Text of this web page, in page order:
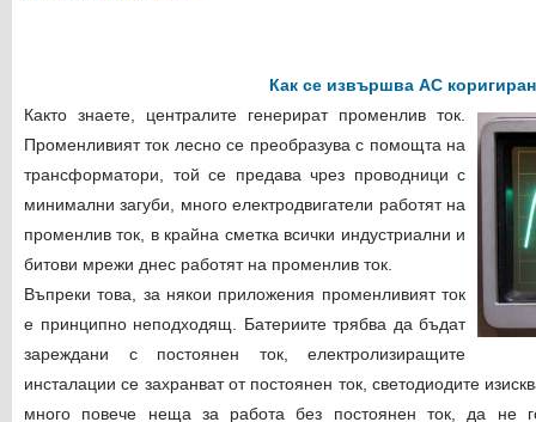
Как се извършва AC
Както знаете, централите генерират променлив ток.
Променливият ток лесно се преобразува с помощта на
трансформатори, той се предава чрез проводници с
минимални загуби, много електродвигатели работят на
променлив ток, в крайна сметка всички индустриални и
битови мрежи днес работят на променлив ток.
Въпреки това, за някои приложения променливият ток
е принципно неподходящ. Батериите трябва да бъдат
зареждани с постоянен ток, електролизиращите
инсталации се захранват от постоянен ток, светодиодите
много повече неща за работа без постоянен ток, да не